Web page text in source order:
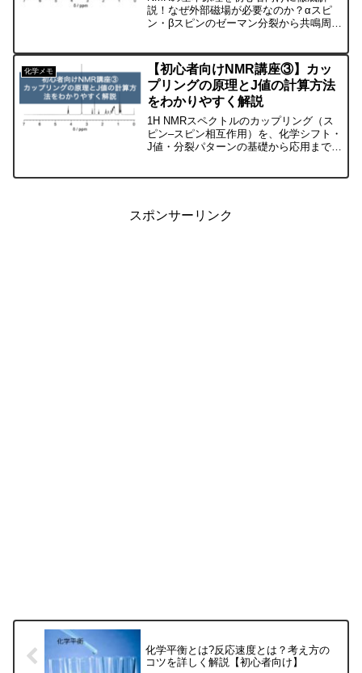
説！なぜ外部磁場が必要なのか？αスピ
ン・βスピンのゼーマン分裂から共鳴周波
出しましょう。
化学メモ
【初心者向けNMR講座③】カッ
プリングの原理とJ値の計算方法
をわかりやすく解説
1H NMRスペクトルのカップリング（ス
ピン–スピン相互作用）を、化学シフト・
J値・分裂パターンの基礎から応用まで実
スポンサーリンク
化学平衡とは?反応速度とは？考え方の
コツを詳しく解説【初心者向け】